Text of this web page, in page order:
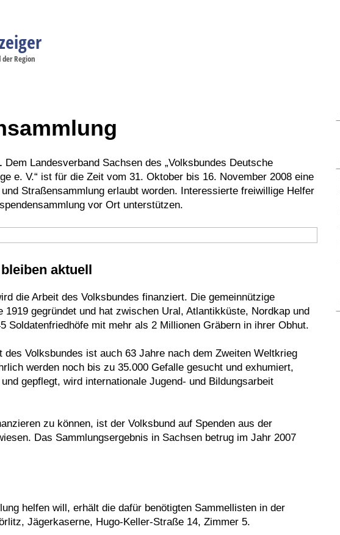
Region
Dem Landesverband Sachsen des „Volksbundes Deutsche
e. V.“ ist für die Zeit vom 31. Oktober bis 16. November 2008 eine
Straßensammlung erlaubt worden. Interessierte freiwillige Helfer
vor Ort unterstützen.
aktuell
die Arbeit des Volksbundes finanziert. Die gemeinnützige
1919 gegründet und hat zwischen Ural, Atlantikküste, Nordkap und
Soldatenfriedhöfe mit mehr als 2 Millionen Gräbern in ihrer Obhut.
des Volksbundes ist auch 63 Jahre nach dem Zweiten Weltkrieg
werden noch bis zu 35.000 Gefalle gesucht und exhumiert,
gepflegt, wird internationale Jugend- und Bildungsarbeit
zu können, ist der Volksbund auf Spenden aus der
Das Sammlungsergebnis in Sachsen betrug im Jahr 2007
helfen will, erhält die dafür benötigten Sammellisten in der
Jägerkaserne, Hugo-Keller-Straße 14, Zimmer 5.